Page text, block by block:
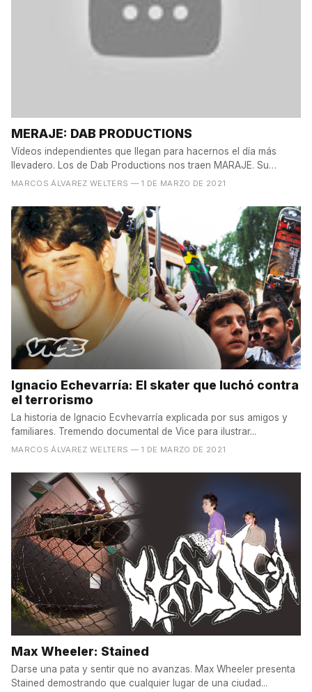
MERAJE: DAB PRODUCTIONS
Vídeos independientes que llegan para hacernos el día más
llevadero. Los de Dab Productions nos traen MARAJE. Su
último...
MARCOS ÁLVAREZ WELTERS — 1 DE MARZO DE 2021
Ignacio Echevarría: El skater que luchó contra
el terrorismo
La historia de Ignacio Ecvhevarría explicada por sus amigos y
familiares. Tremendo documental de Vice para ilustrar...
MARCOS ÁLVAREZ WELTERS — 1 DE MARZO DE 2021
Max Wheeler: Stained
Darse una pata y sentir que no avanzas. Max Wheeler presenta
Stained demostrando que cualquier lugar de una ciudad...